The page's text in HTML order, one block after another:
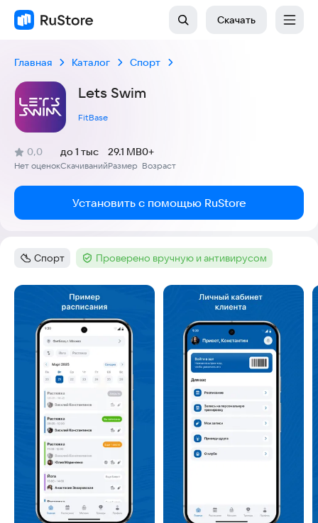
Скачать
Главная Каталог Спорт
Lets Swim
FitBase
Рейтинг:
0,0
(
Нет оценок
)
Скачиваний
до 1 тыс
Размер
29.1 MB
Возраст
0+
Установить с помощью RuStore
Категория
Спорт Тег :Проверено вручную и антивирусом
Скриншоты